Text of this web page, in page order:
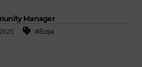
Manager
#Ecija